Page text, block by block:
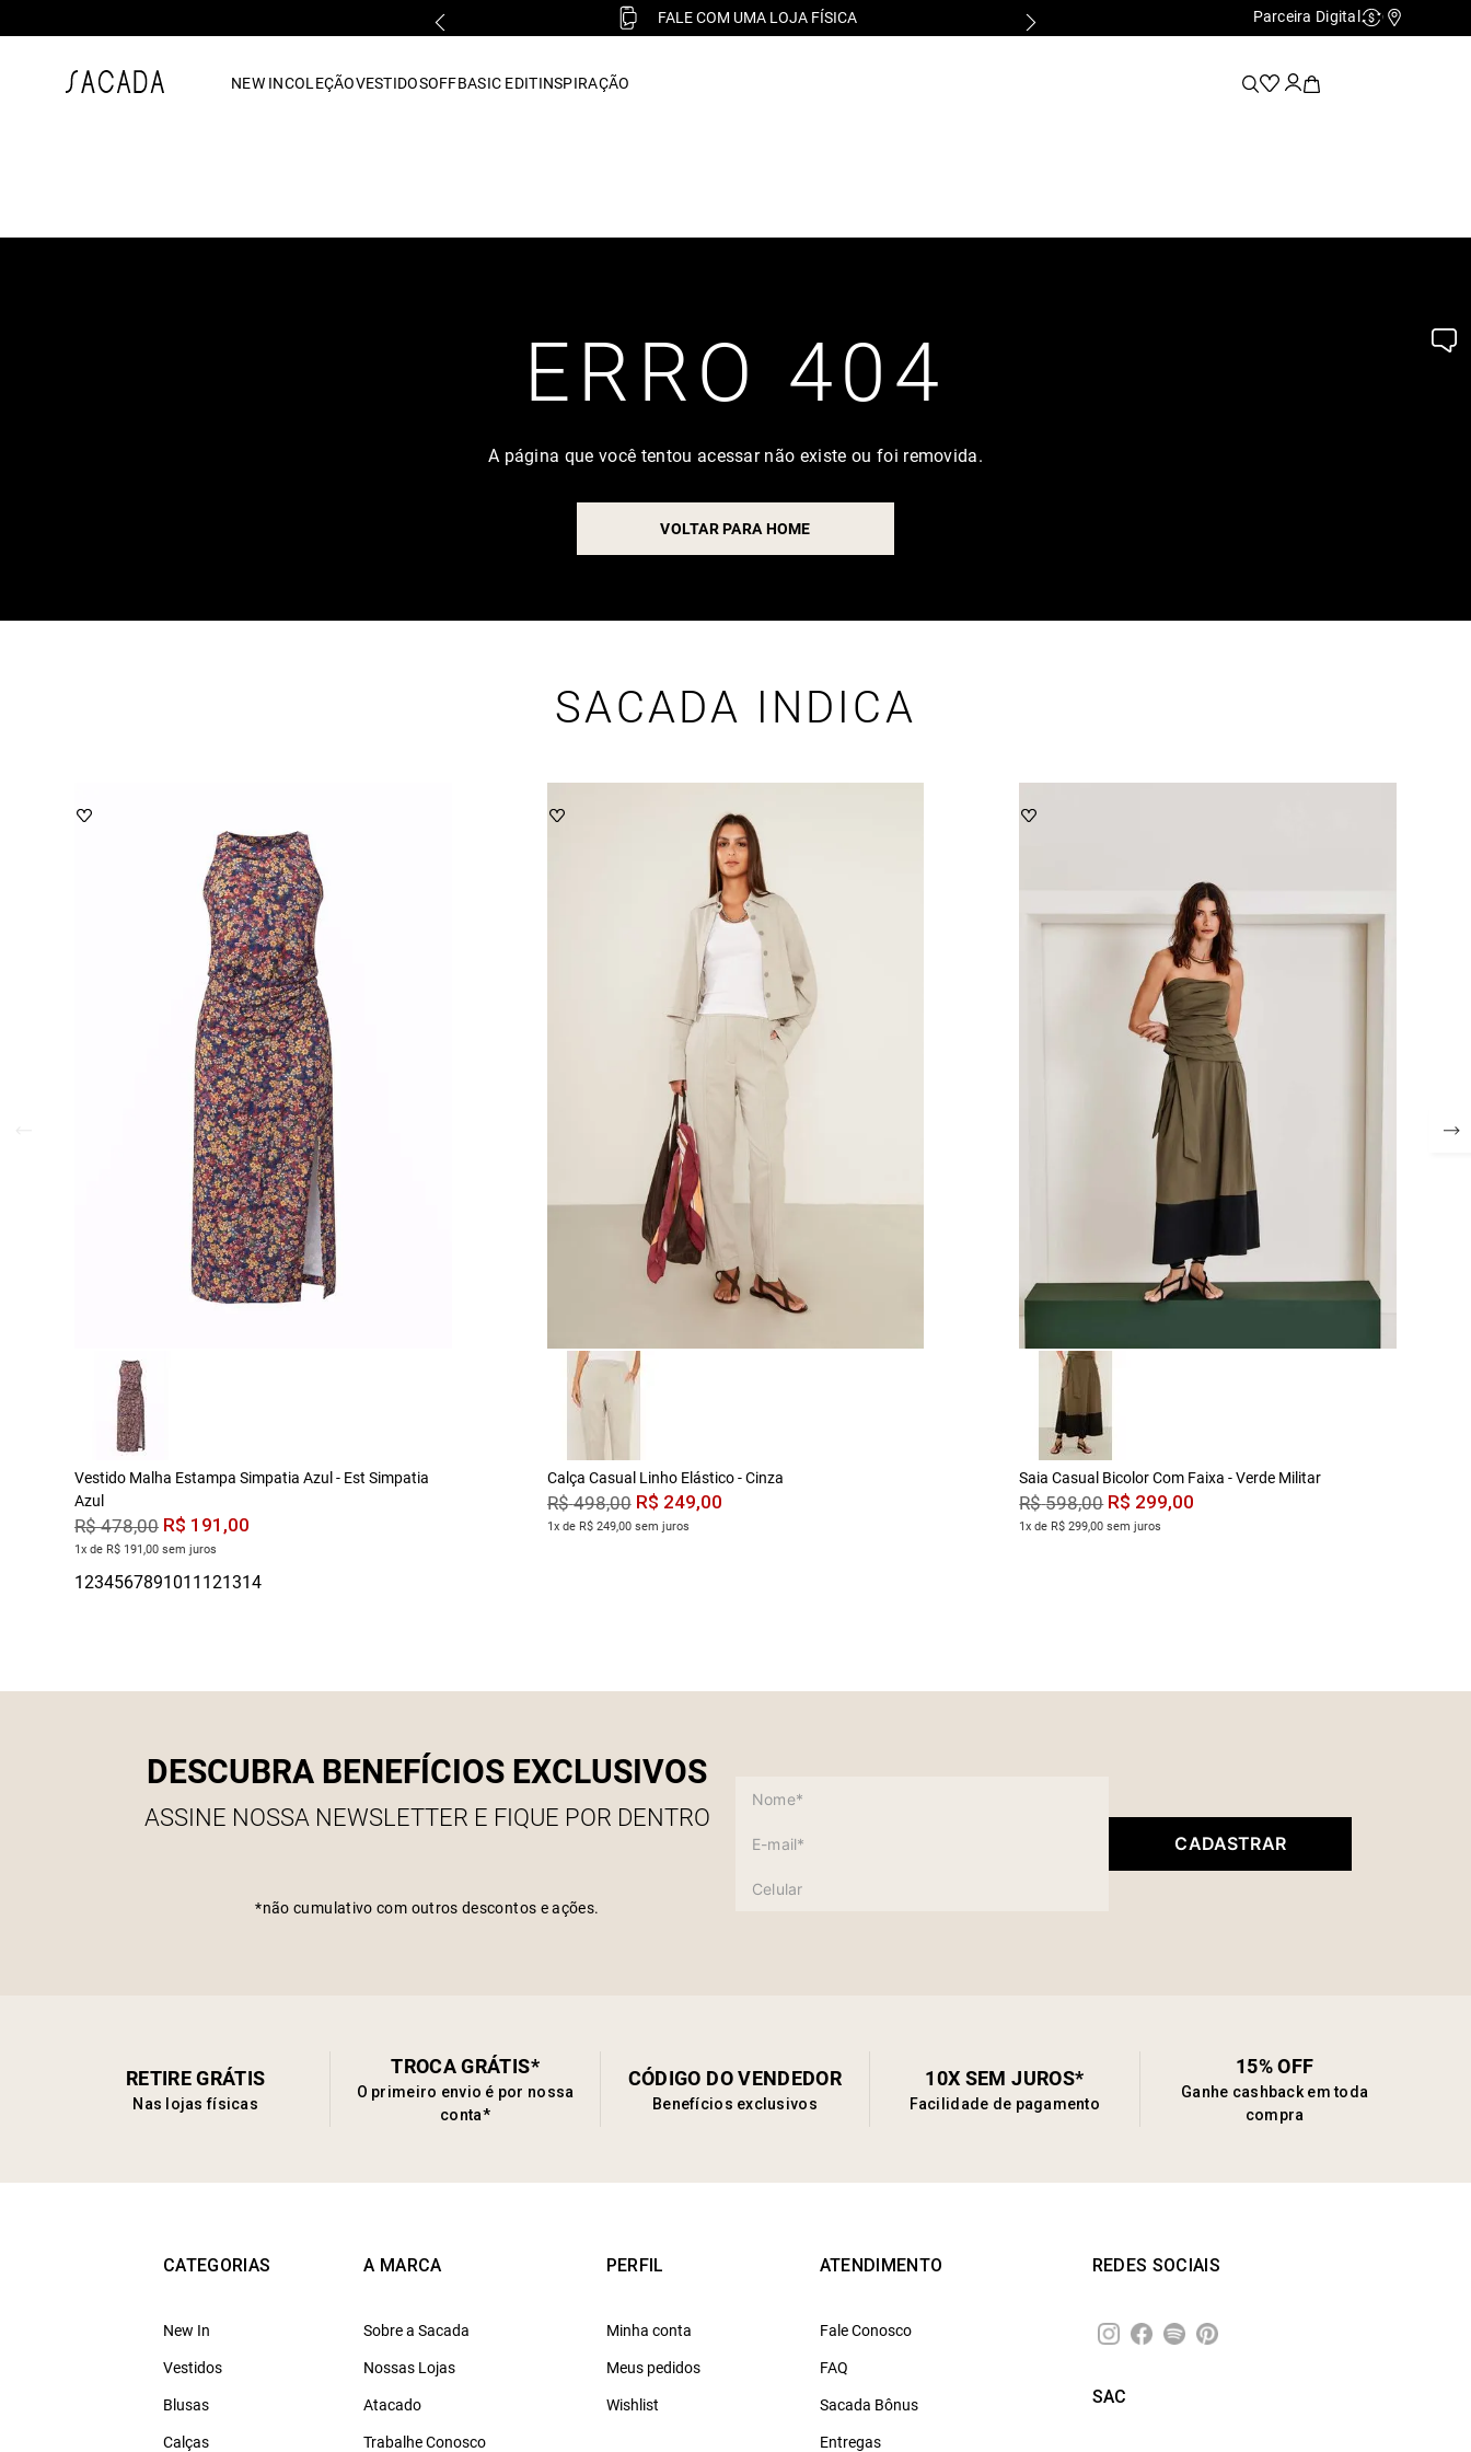
FALE COM UMA LOJA FÍSICA Parceira Digital Cashback
NEW INCOLEÇÃOVESTIDOSOFFBASIC EDITINSPIRAÇÃO
ERRO 404
A página que você tentou acessar não existe ou foi removida.
VOLTAR PARA HOME
SACADA INDICA
Vestido Malha Estampa Simpatia Azul - Est Simpatia
Azul
R$ 478,00 R$ 191 ,00
1x de R$ 191,00 sem juros
Calça Casual Linho Elástico - Cinza
R$ 498,00 R$ 249,00
1x de R$ 249,00 sem juros
Saia Casual Bicolor Com Faixa - Verde Militar
R$ 598,00 R$ 299,00
1x de R$ 299,00 sem juros
DESCUBRA BENEFÍCIOS EXCLUSIVOS
ASSINE NOSSA NEWSLETTER E FIQUE POR DENTRO
*não cumulativo com outros descontos e ações.
CADASTRAR
RETIRE GRÁTIS
Nas lojas físicas
TROCA GRÁTIS*
O primeiro envio é por nossa
conta*
CÓDIGO DO VENDEDOR
Benefícios exclusivos
10X SEM JUROS*
Facilidade de pagamento
15% OFF
Ganhe cashback em toda
compra
CATEGORIAS
New In
Vestidos
Blusas
Calças
A MARCA
Sobre a Sacada
Nossas Lojas
Atacado
Trabalhe Conosco
PERFIL
Minha conta
Meus pedidos
Wishlist
ATENDIMENTO
Fale Conosco
FAQ
Sacada Bônus
Entregas
REDES SOCIAIS
SAC
vestido midi
7º macacão